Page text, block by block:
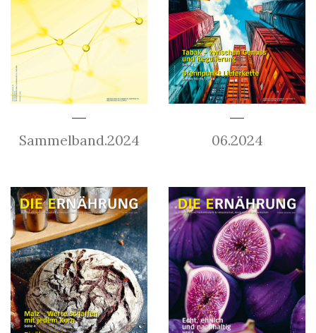
Sammelband.2024 06.2024